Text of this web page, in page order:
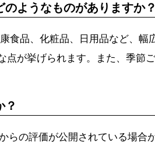
ようなものがありますか？
食品、化粧品、日用品など、
が挙げられます。また、季節
？
らの評価が公開されている場